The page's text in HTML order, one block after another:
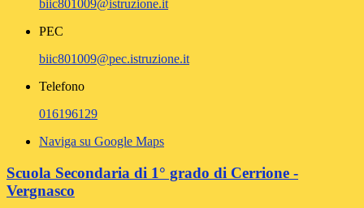
biic801009@istruzione.it
PEC
biic801009@pec.istruzione.it
Telefono
016196129
Naviga su Google Maps
Scuola Secondaria di 1° grado di Cerrione -
Vergnasco